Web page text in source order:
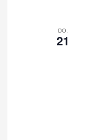
DO.
21